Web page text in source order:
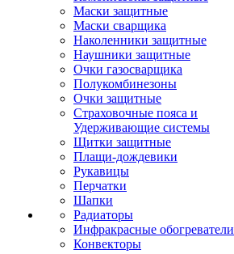
Маски защитные
Маски сварщика
Наколенники защитные
Наушники защитные
Очки газосварщика
Полукомбинезоны
Очки защитные
Страховочные пояса и
Удерживающие системы
Щитки защитные
Плащи-дождевики
Рукавицы
Перчатки
Шапки
Радиаторы
Инфракрасные обогреватели
Конвекторы